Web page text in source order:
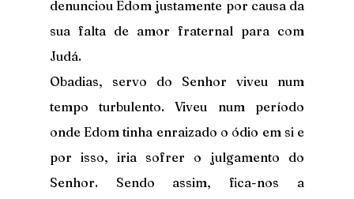
denunciou Edom justamente por causa da
sua falta de amor fraternal para com
Judá.
Obadias, servo do Senhor viveu num
tempo turbulento. Viveu num período
onde Edom tinha enraizado o ódio em si e
por isso, iria sofrer o julgamento do
Senhor. Sendo assim, fica-nos a